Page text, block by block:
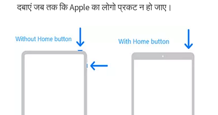
दबाएं जब तक कि Apple का लोगो प्रकट न हो जाए।